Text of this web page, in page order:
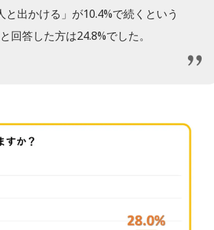
出かける」が10.4%で続くという
答した方は24.8%でした。